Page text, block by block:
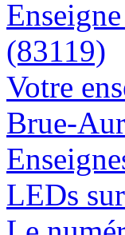
(83119)
Votre
Brue-
LEDs